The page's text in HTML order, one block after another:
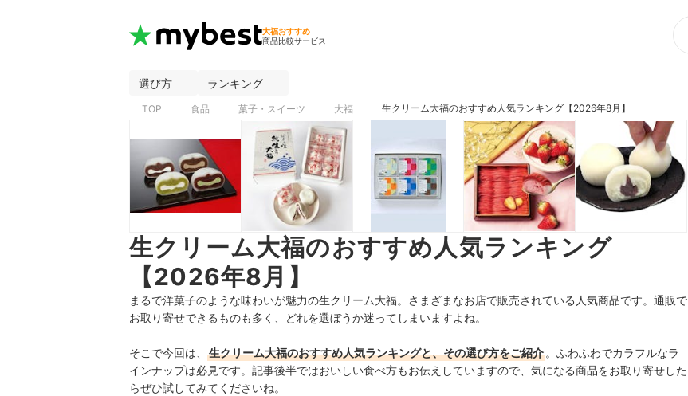
大福おすすめ
商品比較サービス
選び方 ランキング
TOP 食品 菓子・スイーツ 大福 生クリーム大福のおすすめ人気ランキング【2026年8月】
生クリーム大福のおすすめ人気ランキング
【2026年8月】
まるで洋菓子のような味わいが魅力の生クリーム大福。さまざまなお店で販売されている人気商品です。通販で
お取り寄せできるものも多く、どれを選ぼうか迷ってしまいますよね。
そこで今回は、 生クリーム大福のおすすめ人気ランキングと、その選び方をご紹介 。ふわふわでカラフルなラ
インナップは必見です。記事後半ではおいしい食べ方もお伝えしていますので、気になる商品をお取り寄せした
らぜひ試してみてくださいね。